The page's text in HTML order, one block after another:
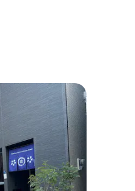
スです。